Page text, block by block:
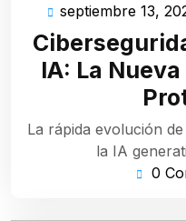
septiembre 13,
IA: La
La rápida evolución
la IA
0